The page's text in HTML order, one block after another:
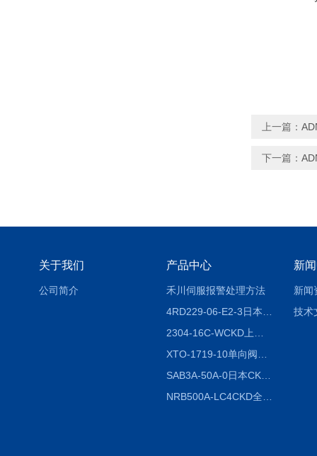
上一篇：
下一篇：
关于我们
公司简介
产品中心
禾川伺服报警处理方法
SAB3A-50A-0日本CKD全国授权代理
新
新闻
技术